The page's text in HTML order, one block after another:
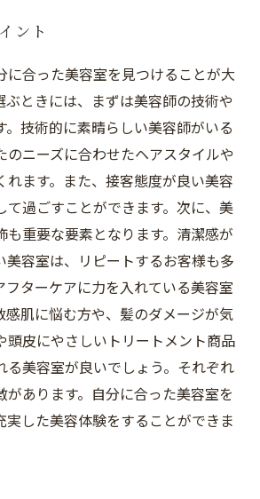
ント
に合った美容室を見つけることが大
ぶときには、まずは美容師の技術や
。技術的に素晴らしい美容師がいる
のニーズに合わせたヘアスタイルや
れます。また、接客態度が良い美容
て過ごすことができます。次に、美
も重要な要素となります。清潔感が
美容室は、リピートするお客様も多
フターケアに力を入れている美容室
感肌に悩む方や、髪のダメージが気
頭皮にやさしいトリートメント商品
る美容室が良いでしょう。それぞれ
があります。自分に合った美容室を
実した美容体験をすることができま